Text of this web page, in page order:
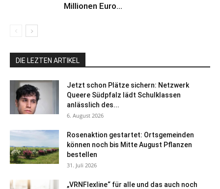
Millionen Euro...
DIE LEZTEN ARTIKEL
Jetzt schon Plätze sichern: Netzwerk
Queere Südpfalz lädt Schulklassen
anlässlich des...
6. August 2026
Rosenaktion gestartet: Ortsgemeinden
können noch bis Mitte August Pflanzen
bestellen
31. Juli 2026
„VRNFlexline“ für alle und das auch noch